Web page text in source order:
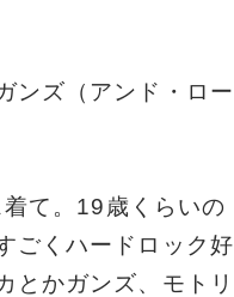
ンズ（アンド・ロー
て。19歳くらいの
ごくハードロック好
とかガンズ、モトリ